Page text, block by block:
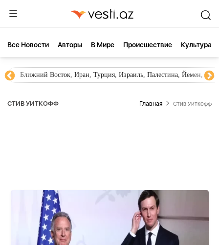
Все Новости Aвторы В Мире Происшествие Культура
Новости Азербайджана Южный Кавказ, Грузия,
СТИВ УИТКОФФ Главная Стив Уиткофф